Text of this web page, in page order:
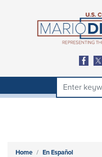
Home En Español